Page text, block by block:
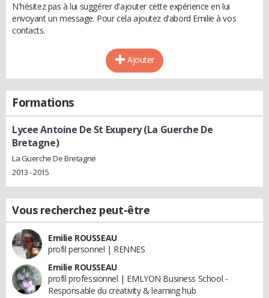
N'hésitez pas à lui suggérer d'ajouter cette expérience en lui
envoyant un message. Pour cela ajoutez d'abord Emilie à vos
contacts.
Ajouter
Formations
Lycee Antoine De St Exupery (La Guerche De
Bretagne)
La Guerche De Bretagne
2013 - 2015
Vous recherchez peut-être
Emilie ROUSSEAU
profil personnel | RENNES
Emilie ROUSSEAU
profil professionnel | EMLYON Business School -
Responsable du creativity & learning hub